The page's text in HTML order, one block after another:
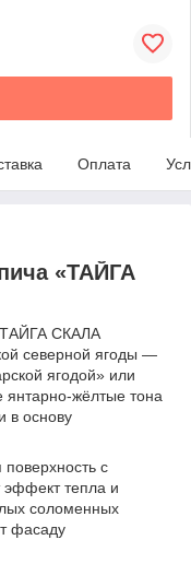
Оплата
«ТАЙГА
СКАЛА
северной ягоды —
ягодой» или
жёлтые тона
в основу
с
эффект тепла и
соломенных
фасаду